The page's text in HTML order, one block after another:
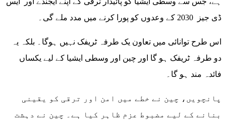
ڈی جیز 2030 کے وعدوں کو پورا کرنے میں مدد ملے گی۔
اس طرح توانائی میں تعاون یک طرفہ ٹریفک نہیں ہوگا۔ بلکہ یہ
دو طرفہ ٹریفک ہو گا اور چین اور وسطی ایشیا کے لیے یکساں
فائدہ مند ہو گا۔
پانچویں، چین نے خطے میں امن اور ترقی کو یقینی
بنانے کے لیے مضبوط عزم ظاہر کیا ہے۔ چین نے دہشت